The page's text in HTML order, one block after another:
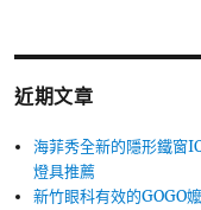
字:
近期文章
海菲秀全新的隱形鐵窗
燈具推薦
新竹眼科有效的GOGO